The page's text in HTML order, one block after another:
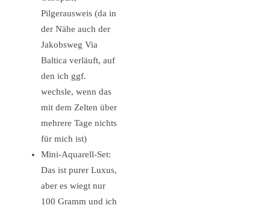
Pilgerausweis (da in
der Nähe auch der
Jakobsweg Via
Baltica verläuft, auf
den ich ggf.
wechsle, wenn das
mit dem Zelten über
mehrere Tage nichts
für mich ist)
Mini-Aquarell-Set:
Das ist purer Luxus,
aber es wiegt nur
100 Gramm und ich